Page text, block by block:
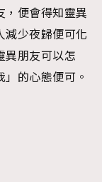
，便會得知靈異
減少夜歸便可化
異朋友可以怎
的心態便可。